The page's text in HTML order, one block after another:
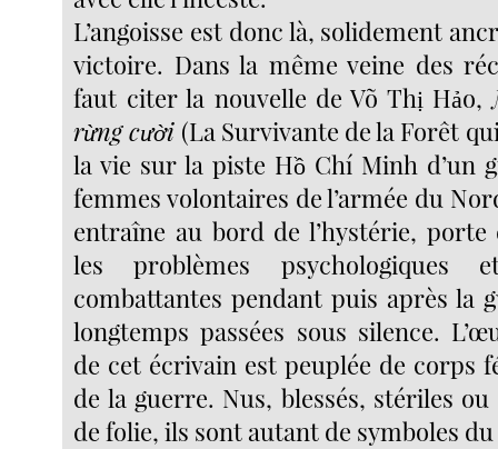
L’angoisse est donc là, solidement
victoire. Dans la même veine des
faut citer la nouvelle de Võ Thị Hảo,
rừng cười (La Survivante de la Forêt
la vie sur la piste Hồ Chí Minh d’un
femmes volontaires de l’armée du
entraîne au bord de l’hystérie,
les problèmes psychologiques
combattantes pendant puis après la
longtemps passées sous silence.
de cet écrivain est peuplée de corps
de la guerre. Nus, blessés, stériles
de folie, ils sont autant de symboles